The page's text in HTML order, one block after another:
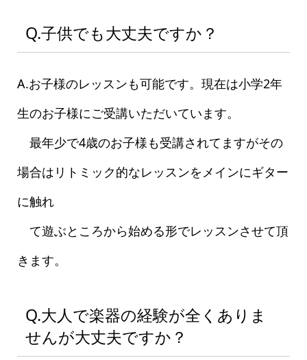
Q.子供でも大丈夫ですか？
A.お子様のレッスンも可能です。現在は小学2年
生のお子様にご受講いただいています。
最年少で4歳のお子様も受講されてますがその
場合はリトミック的なレッスンをメインにギター
に触れ
て遊ぶところから始める形でレッスンさせて頂
きます。
Q.大人で楽器の経験が全くありま
せんが大丈夫ですか？